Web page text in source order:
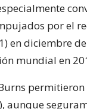
por el
en diciembre
mundial en
aunque